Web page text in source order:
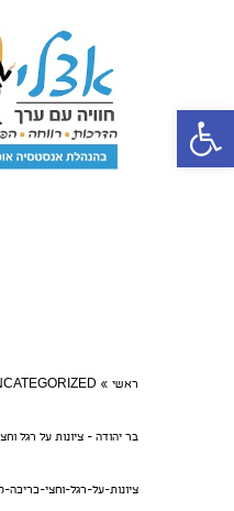
פתח סרגל נגישות
ראשי »
בר יהודה - ציונות על רגל
ציונות-על-רגל-וחצי-כריכה-